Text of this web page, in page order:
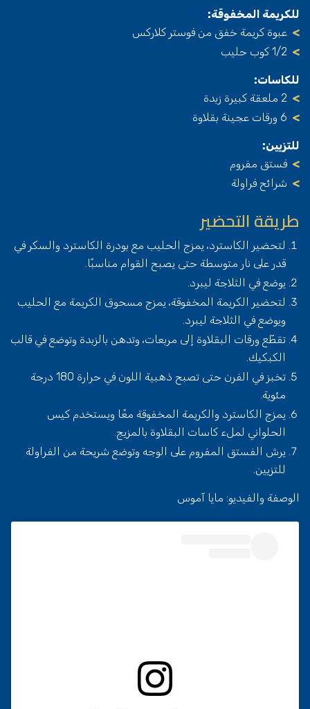
للكريمة المخفوقة:
عبوة كريمة خفق من فوستر كلاركس
1/2 كوب حليب
للكاسات:
2 ملعقة كبيرة زبدة
6 ورقات عجينة بقلاوة
للتزيين:
فستق مفروم
شرائح فراولة
طريقة التحضير
لتحضير الكاسترد، يمزج الحليب مع بودرة الكاسترد والسكر في
قدر على نار متوسطة حتى يصبح القوام مناسبًا.
يوضع في الثلاجة ليبرد.
لتحضير الكريمة المخفوقة، يمزج مسحوق الكريمة مع الحليب
ويوضع في الثلاجة ليبرد.
تقطّع ورقات البقلاوة إلى مربعات، وتدهن بالزبدة وتوضع في قالب
الكبكيك.
تخبز في الفرن حتى تصبح ذهبية اللون في حرارة 180 درجة
مئوية.
يمزج الكاسترد والكريمة المخفوقة معًا ويستخدم كيس
الحلواني لملء كاسات البقلاوة بالمزيج.
يرش الفستق المفروم على الوجه وتوضع شريحة من الفراولة
للتزيين.
الوصفة والفيديو: مايا آموس